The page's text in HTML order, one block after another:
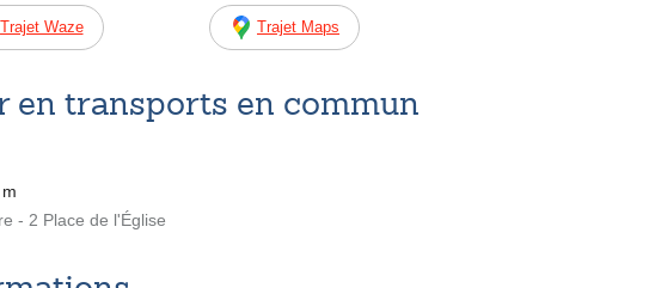
Trajet Waze Trajet Maps
en transports en commun
- 2 Place de l'Église